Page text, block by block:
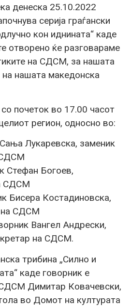
денеска 25.10.2022
серија граѓански
кон иднината“ каде
отворено ќе разговараме
на СДСМ, за нашата
на нашата македонска
со почеток во 17.00 часот
регион, односно во:
Лукаревска, заменик
СДСМ
Стефан Богоев,
СДСМ
Бисера Костадиновска,
на СДСМ
Вангел Андрески,
на СДСМ.
трибина „Силно и
каде говорник е
Димитар Ковачевски,
во Домот на културата